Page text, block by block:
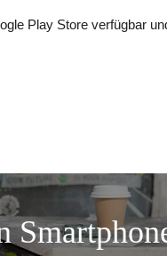
Play Store verfügbar